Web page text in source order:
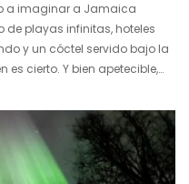
a imaginar a Jamaica
playas infinitas, hoteles
y un cóctel servido bajo la
es cierto. Y bien apetecible,